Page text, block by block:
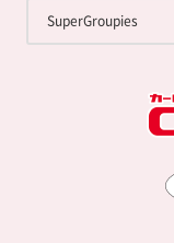
SuperGroupies